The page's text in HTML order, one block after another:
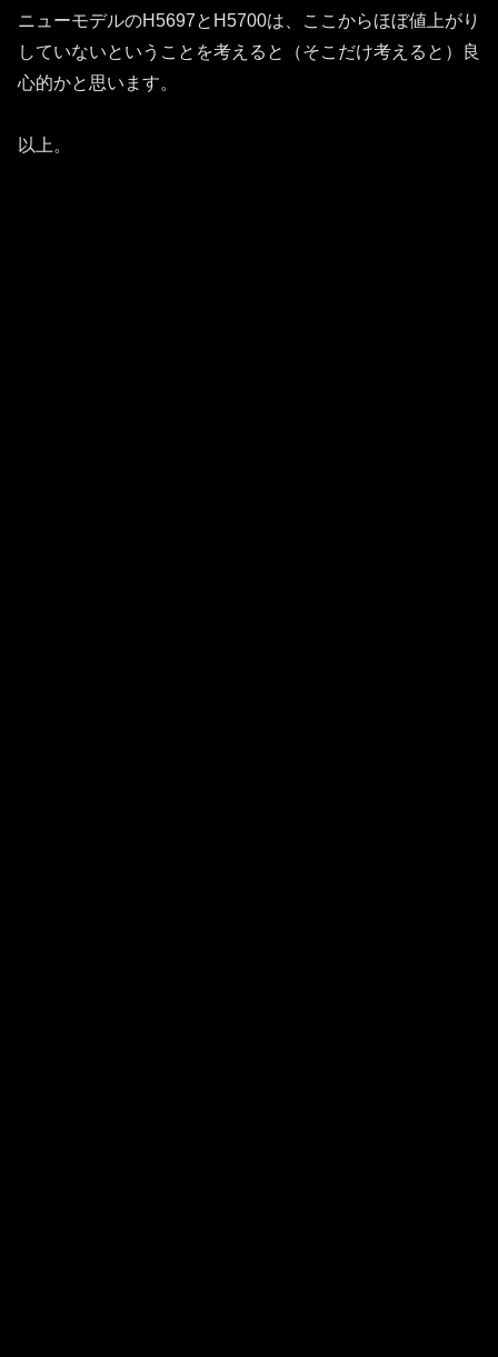
ニューモデルのH5697とH5700は、ここからほぼ値上がり
していないということを考えると（そこだけ考えると）良
心的かと思います。
以上。